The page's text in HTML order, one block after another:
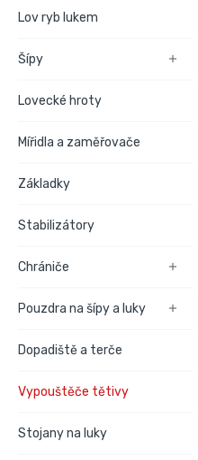
Lov ryb lukem
Šípy 
Lovecké hroty
Mířidla a zaměřovače
Základky
Stabilizátory
Chrániče 
Pouzdra na šípy a luky 
Dopadiště a terče
Vypouštěče tětivy
Stojany na luky